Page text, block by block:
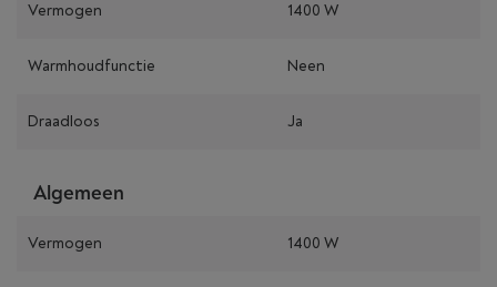
Vermogen 1400 W
Warmhoudfunctie Neen
Draadloos Ja
Algemeen
Vermogen 1400 W